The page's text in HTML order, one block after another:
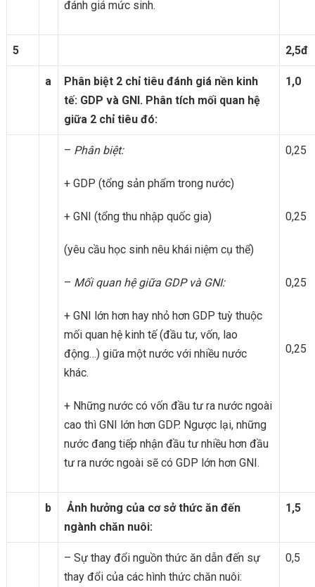
đánh giá mức sinh.
5 2,5đ
a
Phân biệt 2 chỉ tiêu đánh giá nền kinh
tế: GDP và GNI. Phân tích mối quan hệ
giữa 2 chỉ tiêu đó:
1,0
– Phân biệt:
+ GDP (tổng sản phẩm trong nước)
+ GNI (tổng thu nhập quốc gia)
(yêu cầu học sinh nêu khái niệm cụ thể)
– Mối quan hệ giữa GDP và GNI:
+ GNI lớn hơn hay nhỏ hơn GDP tuỳ thuộc
mối quan hệ kinh tế (đầu tư, vốn, lao
động…) giữa một nước với nhiều nước
khác.
+ Những nước có vốn đầu tư ra nước ngoài
cao thì GNI lớn hơn GDP. Ngược lại, những
nước đang tiếp nhận đầu tư nhiều hơn đầu
tư ra nước ngoài sẽ có GDP lớn hơn GNI.
0,25
0,25
0,25
0,25
b
Ảnh hưởng của cơ sở thức ăn đến
ngành chăn nuôi:
1,5
– Sự thay đổi nguồn thức ăn dẫn đến sự
thay đổi của các hình thức chăn nuôi:
0,5